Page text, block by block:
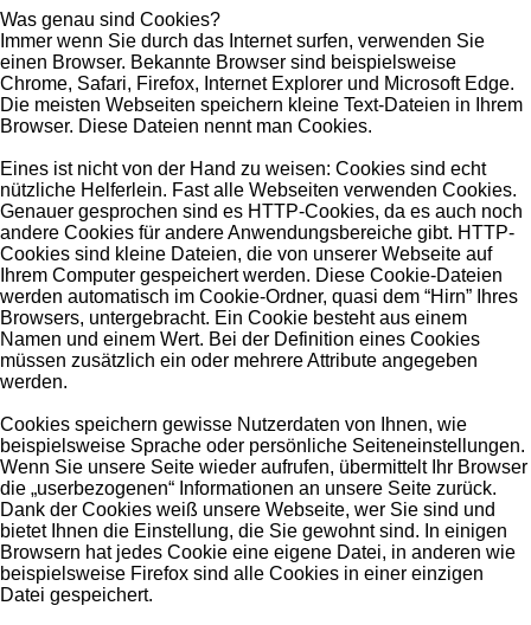
Was genau sind Cookies?
Immer wenn Sie durch das Internet surfen, verwenden Sie
einen Browser. Bekannte Browser sind beispielsweise
Chrome, Safari, Firefox, Internet Explorer und Microsoft Edge.
Die meisten Webseiten speichern kleine Text-Dateien in Ihrem
Browser. Diese Dateien nennt man Cookies.
Eines ist nicht von der Hand zu weisen: Cookies sind echt
nützliche Helferlein. Fast alle Webseiten verwenden Cookies.
Genauer gesprochen sind es HTTP-Cookies, da es auch noch
andere Cookies für andere Anwendungsbereiche gibt. HTTP-
Cookies sind kleine Dateien, die von unserer Webseite auf
Ihrem Computer gespeichert werden. Diese Cookie-Dateien
werden automatisch im Cookie-Ordner, quasi dem “Hirn” Ihres
Browsers, untergebracht. Ein Cookie besteht aus einem
Namen und einem Wert. Bei der Definition eines Cookies
müssen zusätzlich ein oder mehrere Attribute angegeben
werden.
Cookies speichern gewisse Nutzerdaten von Ihnen, wie
beispielsweise Sprache oder persönliche Seiteneinstellungen.
Wenn Sie unsere Seite wieder aufrufen, übermittelt Ihr Browser
die „userbezogenen“ Informationen an unsere Seite zurück.
Dank der Cookies weiß unsere Webseite, wer Sie sind und
bietet Ihnen die Einstellung, die Sie gewohnt sind. In einigen
Browsern hat jedes Cookie eine eigene Datei, in anderen wie
beispielsweise Firefox sind alle Cookies in einer einzigen
Datei gespeichert.